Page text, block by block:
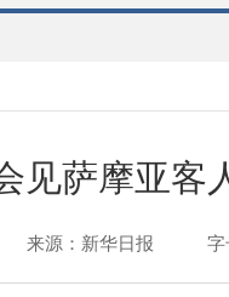
见萨摩亚客
来源：新华日报 字